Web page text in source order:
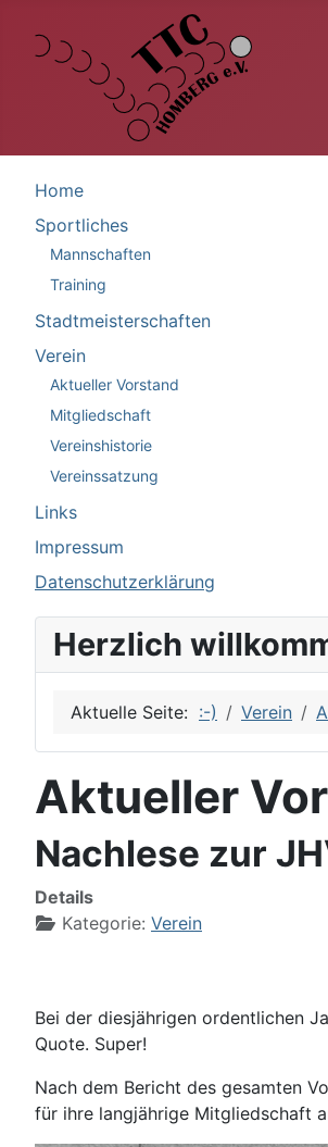
Home
Sportliches
Mannschaften
Training
Stadtmeisterschaften
Verein
Aktueller Vorstand
Mitgliedschaft
Vereinshistorie
Vereinssatzung
Links
Impressum
Datenschutzerklärung
Herzlich
Aktuelle Seite: :-) Verein
Aktueller
Nachlese zur
Details
Kategorie: Verein
Bei der diesjährigen ordentlichen
Quote. Super!
Nach dem Bericht des gesamten
für ihre langjährige Mitgliedschaft